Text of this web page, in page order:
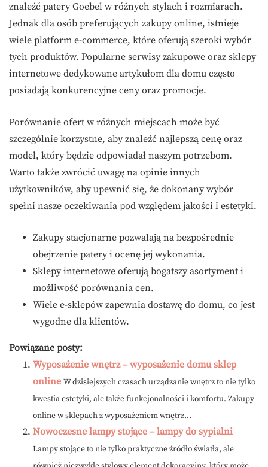
znaleźć patery Goebel w różnych stylach i rozmiarach.
Jednak dla osób preferujących zakupy online, istnieje
wiele platform e-commerce, które oferują szeroki wybór
tych produktów. Popularne serwisy zakupowe oraz sklepy
internetowe dedykowane artykułom dla domu często
posiadają konkurencyjne ceny oraz promocje.
Porównanie ofert w różnych miejscach może być
szczególnie korzystne, aby znaleźć najlepszą cenę oraz
model, który będzie odpowiadał naszym potrzebom.
Warto także zwrócić uwagę na opinie innych
użytkowników, aby upewnić się, że dokonany wybór
spełni nasze oczekiwania pod względem jakości i estetyki.
Zakupy stacjonarne pozwalają na bezpośrednie
obejrzenie patery i ocenę jej wykonania.
Sklepy internetowe oferują bogatszy asortyment i
możliwość porównania cen.
Wiele e-sklepów zapewnia dostawę do domu, co jest
wygodne dla klientów.
Powiązane posty:
Wyposażenie wnętrz – wyposażenie domu sklep
online W dzisiejszych czasach urządzanie wnętrz to nie tylko
kwestia estetyki, ale także funkcjonalności i komfortu. Zakupy
online w sklepach z wyposażeniem wnętrz...
Nowoczesne lampy stojące – lampy do sypialni
Lampy stojące to nie tylko praktyczne źródło światła, ale